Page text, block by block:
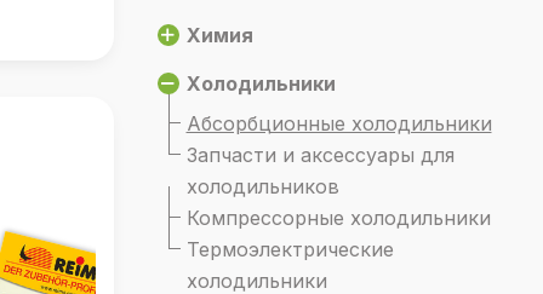
Химия
Холодильники
Абсорбционные холодильники
Запчасти и аксессуары для
холодильников
Компрессорные холодильники
Термоэлектрические
холодильники